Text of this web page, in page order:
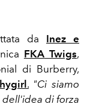
da Inez e
FKA Twigs,
di Burberry,
. "Ci siamo
di forza